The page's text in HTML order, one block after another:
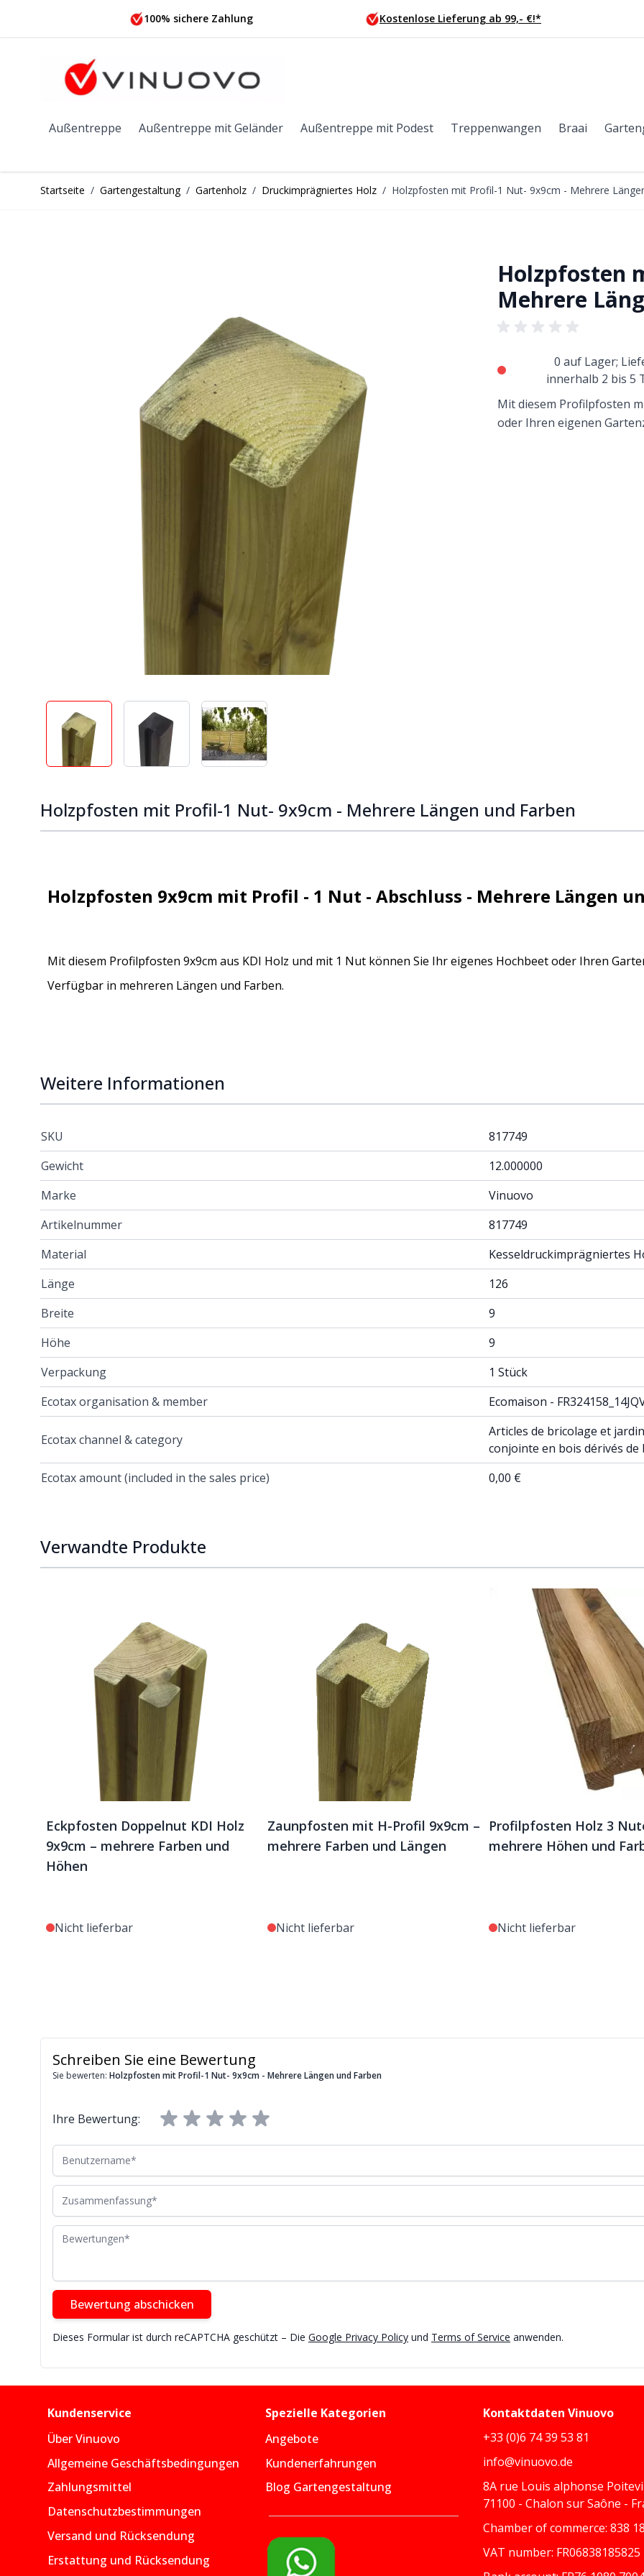
100% sichere Zahlung Kostenlose Lieferung ab 99,- €!*
Außentreppe Außentreppe mit Geländer Außentreppe mit Podest Treppenwangen Braai
Startseite / Gartengestaltung / Gartenholz / Druckimprägniertes Holz / Holzpfosten mit Profil-1 Nut- 9x9cm - Mehrere
Holzpfosten
Mehrere
View larger imageView larger imageView larger image
0 auf Lager;
innerhalb 2 bis 5
Mit diesem Profilpfosten
oder Ihren eigenen
Holzpfosten mit Profil-1 Nut- 9x9cm - Mehrere Längen und Farben
Holzpfosten 9x9cm mit Profil - 1 Nut - Abschluss - Mehrere Längen
Mit diesem Profilpfosten 9x9cm aus KDI Holz und mit 1 Nut können Sie Ihr eigenes Hochbeet oder Ihren
Verfügbar in mehreren Längen und Farben.
Weitere Informationen
SKU
817749
Gewicht
12.000000
Marke
Vinuovo
Artikelnummer
817749
Material
Kesseldruckimprägniertes
Länge
126
Breite
9
Höhe
9
Verpackung
1 Stück
Ecotax organisation & member
Ecomaison -
Ecotax channel & category
Articles de bricolage et
conjointe en bois dérivés de
Ecotax amount (included in the sales price)
0,00 €
Verwandte Produkte
Navigating through the elements of the carousel is possible using the tab key. You can skip the carousel or
Eckpfosten Doppelnut KDI Holz
9x9cm – mehrere Farben und
Höhen
Nicht lieferbar
Zaunpfosten mit H-Profil 9x9cm –
mehrere Farben und Längen
Nicht lieferbar
Profilpfosten Holz 3
mehrere Höhen und
Nicht lieferbar
Schreiben Sie eine Bewertung
Sie bewerten: Holzpfosten mit Profil-1 Nut- 9x9cm - Mehrere Längen und Farben
Ihre Bewertung:
Benutzername
Zusammenfassung
Bewertungen
Bewertung abschicken
Dieses Formular ist durch reCAPTCHA geschützt – Die Google Privacy Policy und Terms of Service anwenden.
Kundenservice
Über Vinuovo
Allgemeine Geschäftsbedingungen
Zahlungsmittel
Datenschutzbestimmungen
Versand und Rücksendung
Erstattung und Rücksendung
Spezielle Kategorien
Angebote
Kundenerfahrungen
Blog Gartengestaltung
Kontaktdaten Vinuovo
+33 (0)6 74 39 53 81
info@vinuovo.de
8A rue Louis alphonse
71100 - Chalon sur Saône -
Chamber of commerce: 838
VAT number: FR06838185825